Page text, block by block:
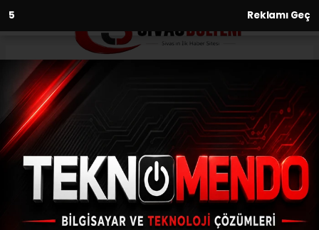
2 Reklamı Geç
Anasayfa Spor
Konyaspor, Slovenya
kampındaki hazırlıklarına
devam ediyor
SPOR
(İHA) - İhlas Haber Ajansı | 31.07.2024 - 18:00, Güncelleme: 31.07.2024
- 17:54